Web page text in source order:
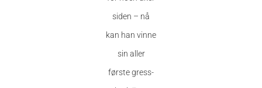
siden – nå
kan han vinne
sin aller
første gress-